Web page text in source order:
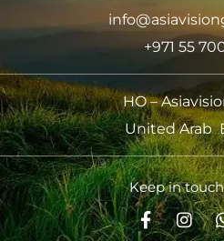
+971 55
HO –
United Arab
Keep in